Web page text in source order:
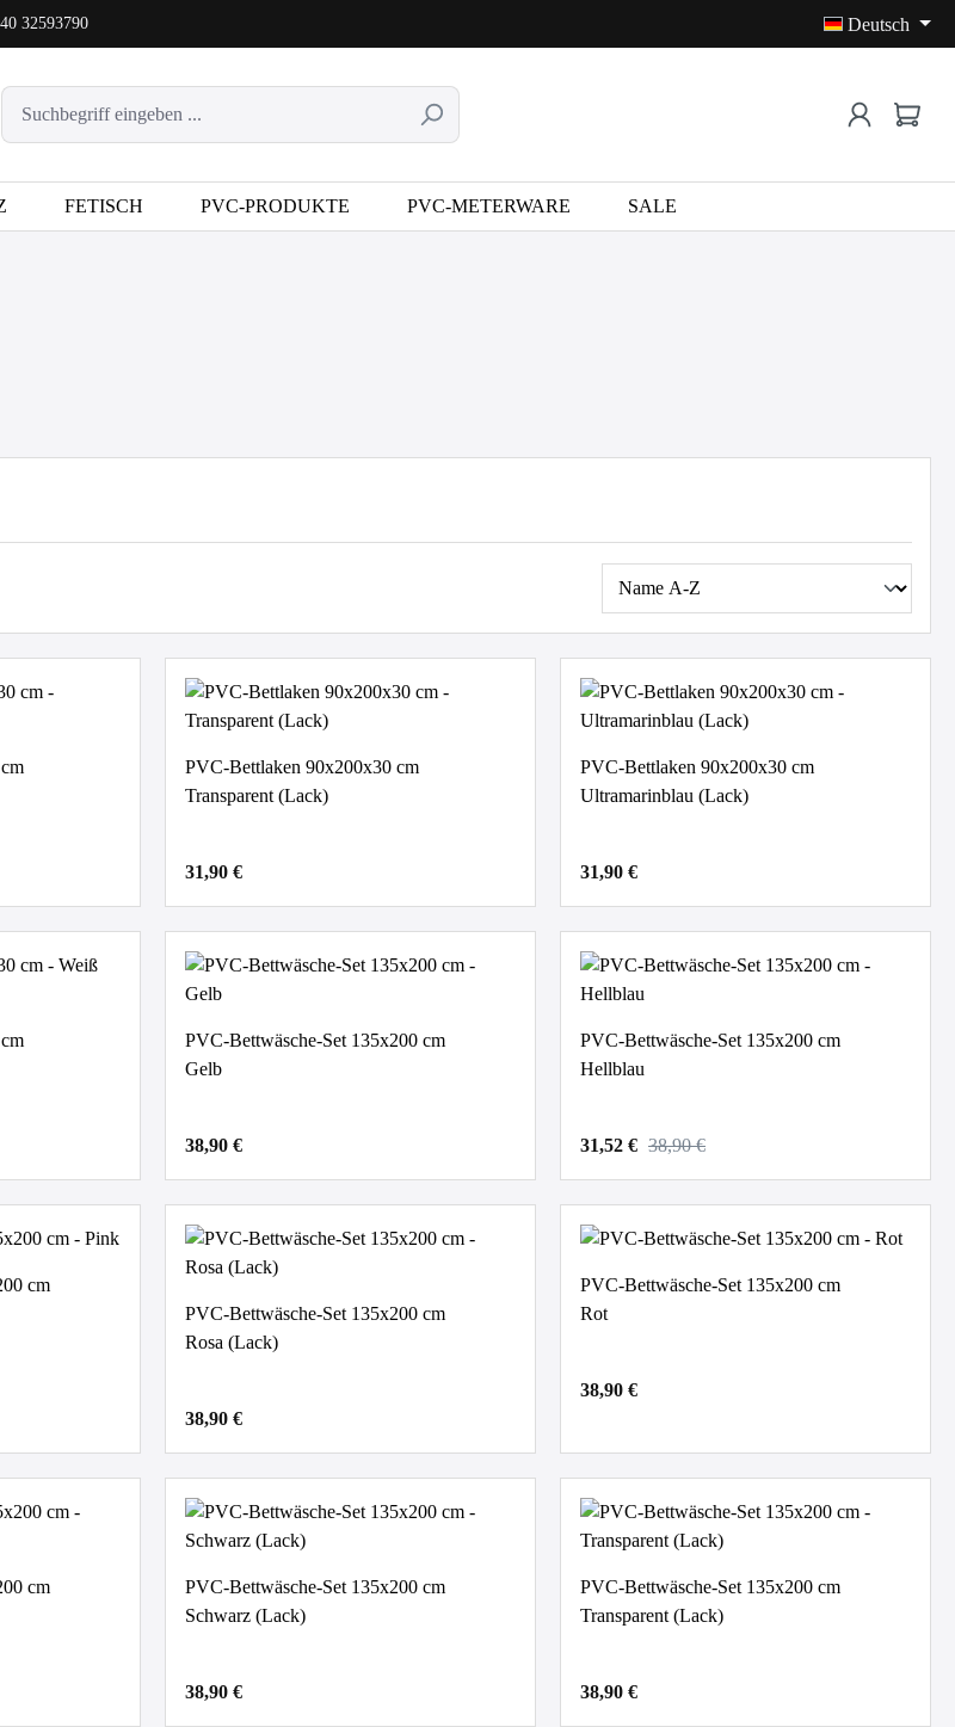
32593790 Deutsch
FETISCH PVC-PRODUKTE PVC-METERWARE SALE
PVC-Bettlaken 90x200x30 cm
Transparent (Lack)
31,90 €
PVC-Bettlaken 90x200x30 cm
Ultramarinblau (Lack)
31,90 €
PVC-Bettwäsche-Set 135x200 cm
Gelb
38,90 €
PVC-Bettwäsche-Set 135x200 cm
Hellblau
31,52 € 38,90 €
cm
PVC-Bettwäsche-Set 135x200 cm
Rosa (Lack)
38,90 €
PVC-Bettwäsche-Set 135x200 cm
Rot
38,90 €
cm
PVC-Bettwäsche-Set 135x200 cm
Schwarz (Lack)
38,90 €
PVC-Bettwäsche-Set 135x200 cm
Transparent (Lack)
38,90 €